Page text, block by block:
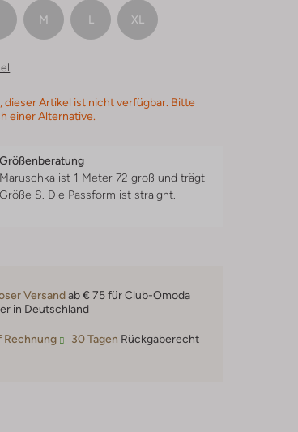
M L XL
dieser Artikel ist nicht verfügbar. Bitte
einer Alternative.
Größenberatung
Maruschka ist 1 Meter 72 groß und trägt
Größe S. Die Passform ist straight.
Versandab € 75 für Club-Omoda
in Deutschland
Rechnung 30 Tagen Rückgaberecht